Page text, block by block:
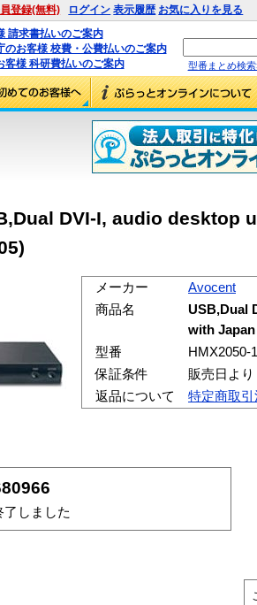
登録(無料) ログイン 表示履歴 お気に入りを見る
請求書払いのご案内
のお客様 校費・公費払いのご案内
客様 科研費払いのご案内
型番まとめ検
DVI-I, audio
メーカー
Avocent
商品名
USB,Dual
with
型番
HMX2050-
保証条件
販売日よ
返品について
特定商取
しました